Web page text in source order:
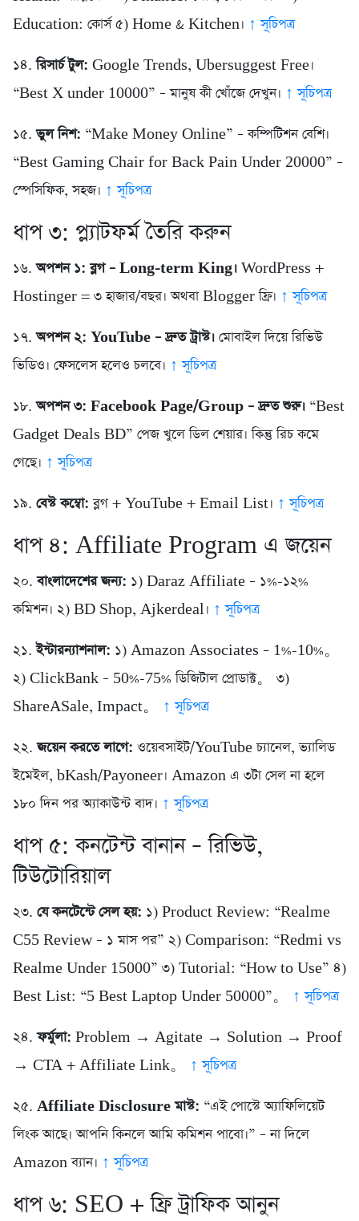
Education: কোর্স ৫) Home & Kitchen। ↑ সূচিপত্র
১৪.রিসার্চ টুল: Google Trends, Ubersuggest Free।
“Best X under 10000” – মানুষ কী খোঁজে দেখুন। ↑ সূচিপত্র
১৫.ভুল নিশ: “Make Money Online” – কম্পিটিশন বেশি।
“Best Gaming Chair for Back Pain Under 20000” –
স্পেসিফিক, সহজ। ↑ সূচিপত্র
ধাপ ৩: প্ল্যাটফর্ম তৈরি করুন
১৬.অপশন ১: ব্লগ – Long-term King। WordPress +
Hostinger = ৩ হাজার/বছর। অথবা Blogger ফ্রি। ↑ সূচিপত্র
১৭.অপশন ২: YouTube – দ্রুত ট্রাস্ট। মোবাইল দিয়ে রিভিউ
ভিডিও। ফেসলেস হলেও চলবে। ↑ সূচিপত্র
১৮.অপশন ৩: Facebook Page/Group – দ্রুত শুরু। “Best
Gadget Deals BD” পেজ খুলে ডিল শেয়ার। কিন্তু রিচ কমে
গেছে। ↑ সূচিপত্র
১৯. বেস্ট কম্বো: ব্লগ + YouTube + Email List। ↑ সূচিপত্র
ধাপ ৪: Affiliate Program এ জয়েন
২০.বাংলাদেশের জন্য: ১) Daraz Affiliate – ১%-১২%
কমিশন। ২) BD Shop, Ajkerdeal। ↑ সূচিপত্র
২১.ইন্টারন্যাশনাল: ১) Amazon Associates – 1%-10%。
২) ClickBank – 50%-75% ডিজিটাল প্রোডাক্ট。 ৩)
ShareASale, Impact。 ↑ সূচিপত্র
২২.জয়েন করতে লাগে: ওয়েবসাইট/YouTube চ্যানেল, ভ্যালিড
ইমেইল, bKash/Payoneer। Amazon এ ৩টা সেল না হলে
১৮০ দিন পর অ্যাকাউন্ট বাদ। ↑ সূচিপত্র
ধাপ ৫: কনটেন্ট বানান – রিভিউ,
টিউটোরিয়াল
২৩. যে কনটেন্টে সেল হয়: ১) Product Review: “Realme
C55 Review – ১ মাস পর” ২) Comparison: “Redmi vs
Realme Under 15000” ৩) Tutorial: “How to Use” ৪)
Best List: “5 Best Laptop Under 50000”。 ↑ সূচিপত্র
২৪.ফর্মুলা: Problem → Agitate → Solution → Proof
→ CTA + Affiliate Link。 ↑ সূচিপত্র
২৫. Affiliate Disclosure মাস্ট: “এই পোস্টে অ্যাফিলিয়েট
লিংক আছে। আপনি কিনলে আমি কমিশন পাবো।” – না দিলে
Amazon ব্যান। ↑ সূচিপত্র
ধাপ ৬: SEO + ফ্রি ট্রাফিক আনুন